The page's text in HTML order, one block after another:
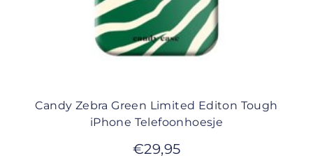
Candy Zebra Green Limited Editon Tough
iPhone Telefoonhoesje
€29,95